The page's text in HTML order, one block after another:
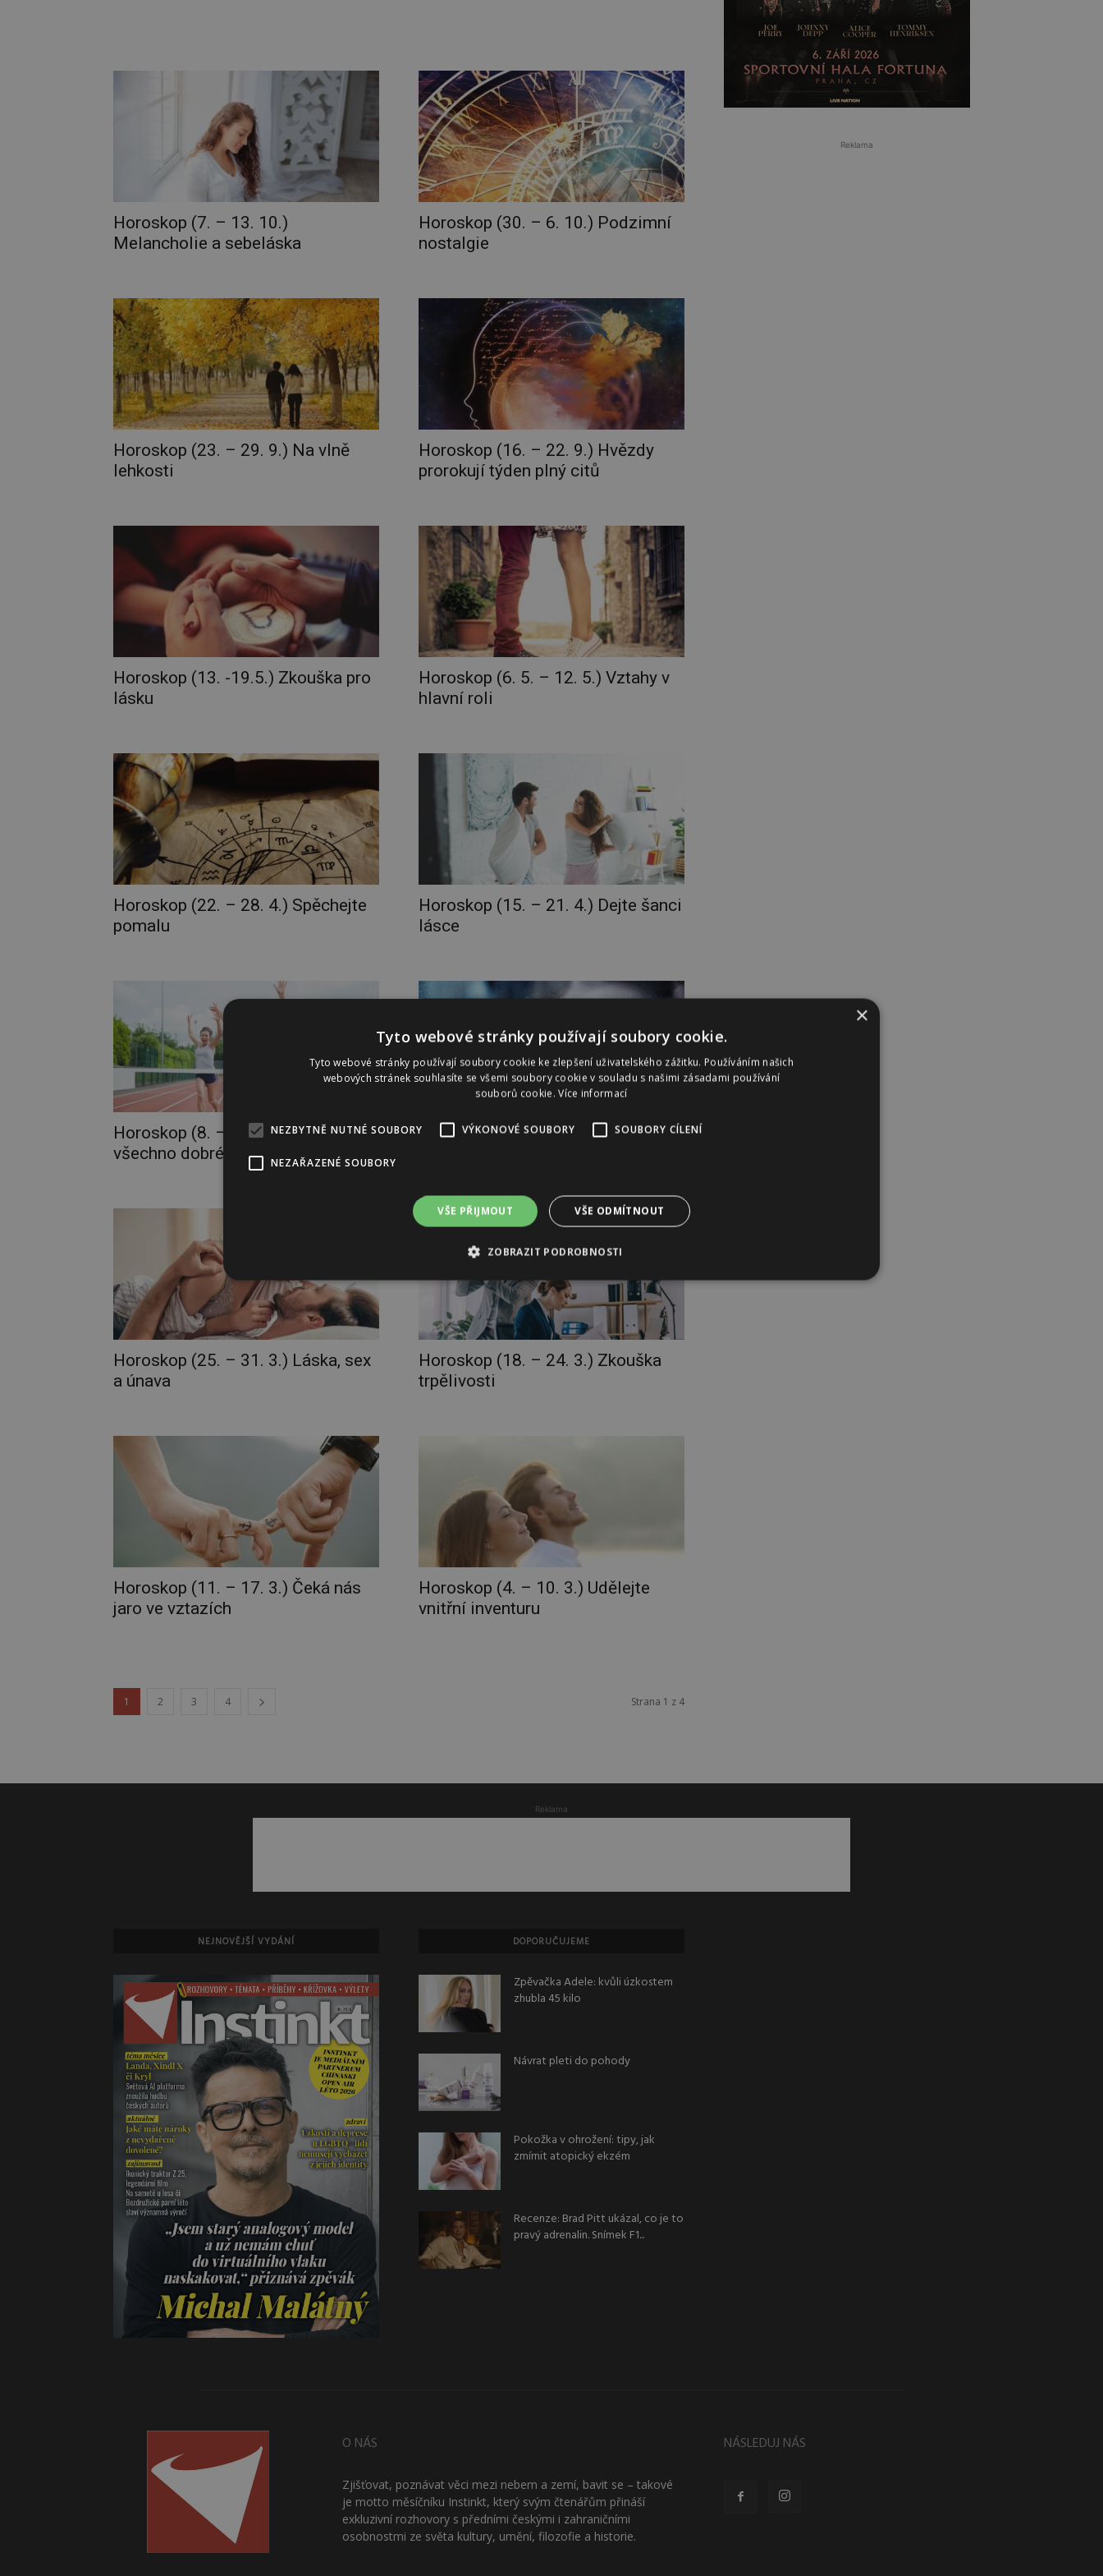
Horoskop (7. – 13. 10.)
Melancholie a sebeláska
Horoskop (30. – 6. 10.) Podzimní
nostalgie
Horoskop (23. – 29. 9.) Na vlně
lehkosti
Horoskop (16. – 22. 9.) Hvězdy
prorokují týden plný citů
Horoskop (13. -19.5.) Zkouška pro
lásku
Horoskop (6. 5. – 12. 5.) Vztahy v
hlavní roli
Horoskop (22. – 28. 4.) Spěchejte
pomalu
Horoskop (15. – 21. 4.) Dejte šanci
lásce
Horoskop (8. – 14. 4.) Konec dobrý,
všechno dobré!
Horoskop (1. – 7. 4.) Podivné jarní
Horoskop (25. – 31. 3.) Láska, sex
a únava
Horoskop (18. – 24. 3.) Zkouška
trpělivosti
Horoskop (11. – 17. 3.) Čeká nás
jaro ve vztazích
Horoskop (4. – 10. 3.) Udělejte
vnitřní inventuru
1 2 3 4 Strana 1 z 4
Reklama
Reklama
NEJNOVĚJŠÍ VYDÁNÍ DOPORUČUJEME
Zpěvačka Adele: kvůli úzkostem
zhubla 45 kilo
Návrat pleti do pohody
Pokožka v ohrožení: tipy, jak
zmírnit atopický ekzém
Recenze: Brad Pitt ukázal, co je to
pravý adrenalin. Snímek F1...
O NÁS
Zjišťovat, poznávat věci mezi nebem a zemí, bavit se – takové
je motto měsíčníku Instinkt, který svým čtenářům přináší
exkluzivní rozhovory s předními českými i zahraničními
osobnostmi ze světa kultury, umění, filozofie a historie.
NÁSLEDUJ NÁS
×
Tyto webové stránky používají soubory cookie.
Tyto webové stránky používají soubory cookie ke zlepšení uživatelského zážitku. Používáním našich
webových stránek souhlasíte se všemi soubory cookie v souladu s našimi zásadami používání
souborů cookie.Více informací
NEZBYTNĚ NUTNÉ SOUBORY VÝKONOVÉ SOUBORY SOUBORY CÍLENÍ
NEZAŘAZENÉ SOUBORY
VŠE PŘIJMOUT VŠE ODMÍTNOUT
ZOBRAZIT PODROBNOSTI